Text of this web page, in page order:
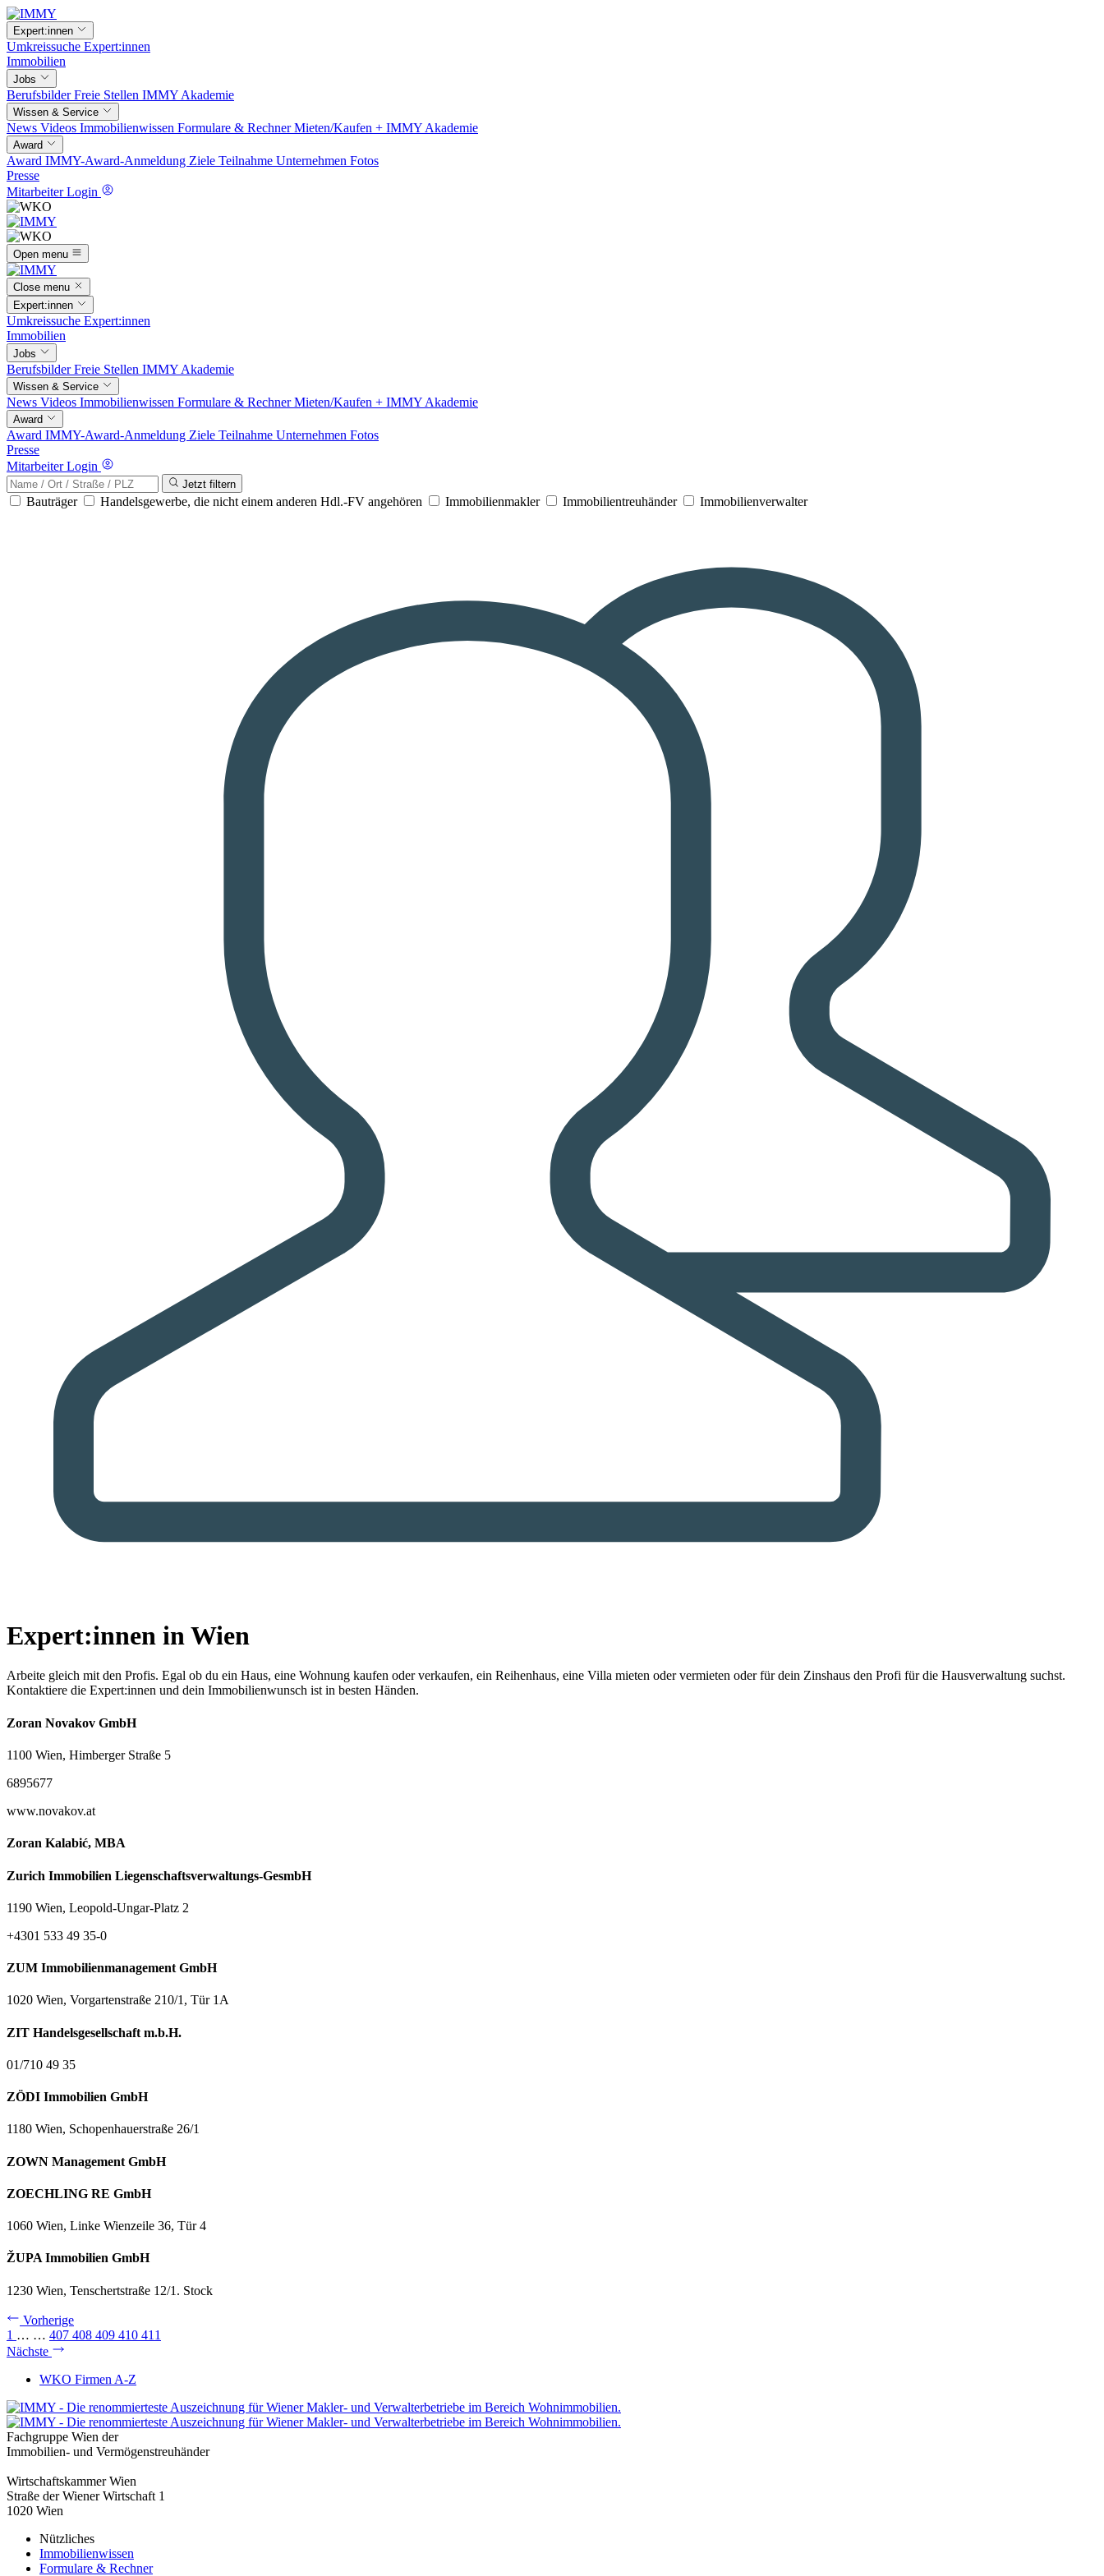
Expert:innen
Umkreissuche Expert:innen
Immobilien
Jobs
BerufsbilderFreie Stellen IMMY Akademie
Wissen & Service
News Videos Immobilienwissen Formulare & RechnerMieten/Kaufen + IMMY Akademie
Award
Award IMMY-Award-Anmeldung Ziele Teilnahme Unternehmen Fotos
Presse
Mitarbeiter Login
Open menu
Close menu
Expert:innen
Umkreissuche Expert:innen
Immobilien
Jobs
BerufsbilderFreie Stellen IMMY Akademie
Wissen & Service
News Videos Immobilienwissen Formulare & RechnerMieten/Kaufen + IMMY Akademie
Award
Award IMMY-Award-Anmeldung Ziele Teilnahme Unternehmen Fotos
Presse
Mitarbeiter Login
Jetzt filtern
Bauträger Handelsgewerbe, die nicht einem anderen Hdl.-FV angehören Immobilienmakler Immobilientreuhänder Immobilienverwalter
Expert:innen in Wien
Arbeite gleich mit den Profis. Egal ob du ein Haus, eine Wohnung kaufen oder verkaufen, ein Reihenhaus, eine Villa mieten oder vermieten oder für dein Zinshaus den Profi für die Hausverwaltung suchst.
Kontaktiere die Expert:innen und dein Immobilienwunsch ist in besten Händen.
Zoran Novakov GmbH
1100 Wien, Himberger Straße 5
6895677
www.novakov.at
Zoran Kalabić, MBA
Zurich Immobilien Liegenschaftsverwaltungs-GesmbH
1190 Wien, Leopold-Ungar-Platz 2
+4301 533 49 35-0
ZUM Immobilienmanagement GmbH
1020 Wien, Vorgartenstraße 210/1, Tür 1A
ZIT Handelsgesellschaft m.b.H.
01/710 49 35
ZÖDI Immobilien GmbH
1180 Wien, Schopenhauerstraße 26/1
ZOWN Management GmbH
ZOECHLING RE GmbH
1060 Wien, Linke Wienzeile 36, Tür 4
ŽUPA Immobilien GmbH
1230 Wien, Tenschertstraße 12/1. Stock
Vorherige
1 … … 407 408 409 410 411
Nächste
WKO Firmen A-Z
Fachgruppe Wien der
Immobilien- und Vermögenstreuhänder
Wirtschaftskammer Wien
Straße der Wiener Wirtschaft 1
1020 Wien
Nützliches
Immobilienwissen
Formulare & Rechner